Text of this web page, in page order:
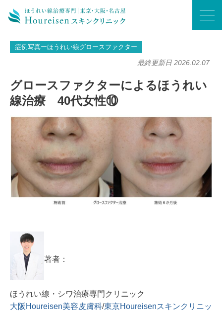
グロースファクターによるほうれい線治療 40代女性⑩
症例写真ーほうれい線グロースファクター
最終更新日 2026.02.07
グロースファクターによるほうれい
線治療 40代女性⑩
著者：
ほうれい線・シワ治療専門クリニック
大阪Houreisen美容皮膚科/東京Houreisenスキンクリニッ